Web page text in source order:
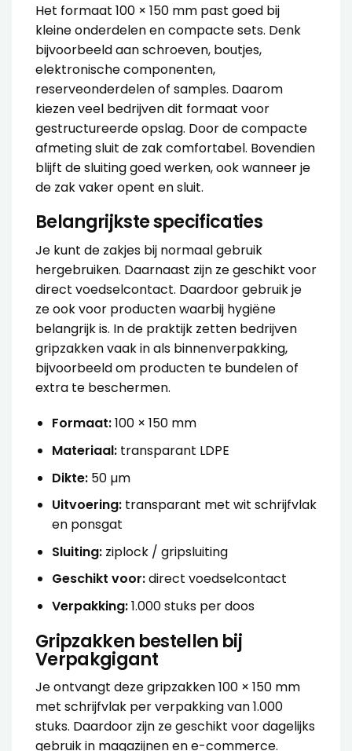
Het formaat 100 × 150 mm past goed bij
kleine onderdelen en compacte sets. Denk
bijvoorbeeld aan schroeven, boutjes,
elektronische componenten,
reserveonderdelen of samples. Daarom
kiezen veel bedrijven dit formaat voor
gestructureerde opslag. Door de compacte
afmeting sluit de zak comfortabel. Bovendien
blijft de sluiting goed werken, ook wanneer je
de zak vaker opent en sluit.
Belangrijkste specificaties
Je kunt de zakjes bij normaal gebruik
hergebruiken. Daarnaast zijn ze geschikt voor
direct voedselcontact. Daardoor gebruik je
ze ook voor producten waarbij hygiëne
belangrijk is. In de praktijk zetten bedrijven
gripzakken vaak in als binnenverpakking,
bijvoorbeeld om producten te bundelen of
extra te beschermen.
Formaat:100 × 150 mm
Materiaal:transparant LDPE
Dikte:50 µm
Uitvoering:transparant met wit schrijfvlak
en ponsgat
Sluiting:ziplock / gripsluiting
Geschikt voor:direct voedselcontact
Verpakking:1.000 stuks per doos
Gripzakken bestellen bij
Verpakgigant
Je ontvangt deze gripzakken 100 × 150 mm
met schrijfvlak per verpakking van 1.000
stuks. Daardoor zijn ze geschikt voor dagelijks
gebruik in magazijnen en e-commerce.